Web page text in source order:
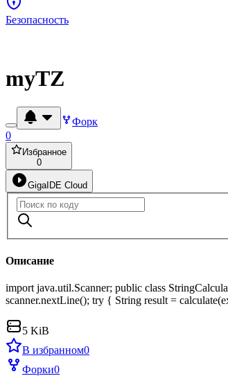
Безопасность
myTZ
Форк
0
Избранное
0
GigaIDE Cloud
Описание
import java.util.Scanner; public class
scanner.nextLine(); try { String result =
5 KiB
В избранном0
Форки0